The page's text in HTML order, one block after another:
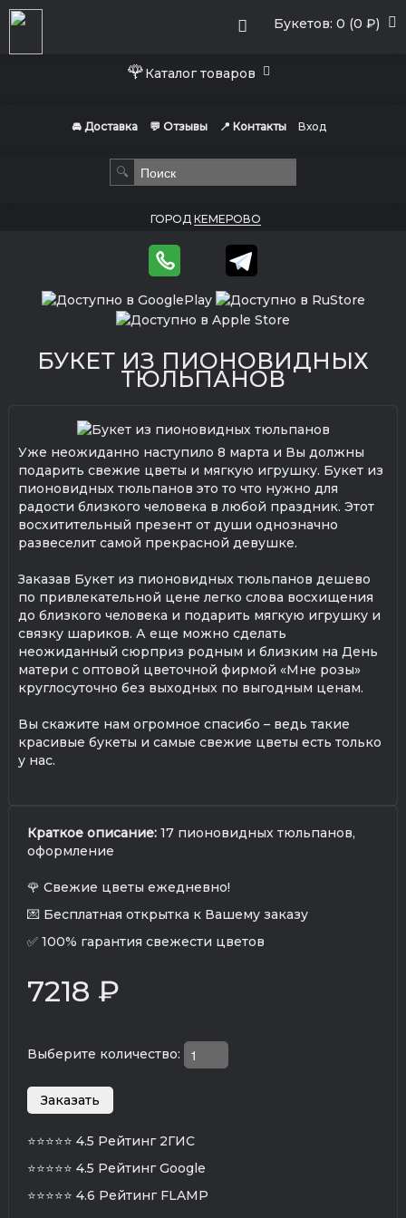
Букетов: 0 (0 ₽)
🌹Каталог товаров
🚘 Доставка 💬 Отзывы 📍 Контакты Вход
🔍
ГОРОД КЕМЕРОВО
БУКЕТ ИЗ ПИОНОВИДНЫХ
ТЮЛЬПАНОВ
Уже неожиданно наступило 8 марта и Вы должны
подарить свежие цветы и мягкую игрушку. Букет из
пионовидных тюльпанов это то что нужно для
радости близкого человека в любой праздник. Этот
восхитительный презент от души однозначно
развеселит самой прекрасной девушке.
Заказав Букет из пионовидных тюльпанов дешево
по привлекательной цене легко слова восхищения
до близкого человека и подарить мягкую игрушку и
связку шариков. А еще можно сделать
неожиданный сюрприз родным и близким на День
матери с оптовой цветочной фирмой «Мне розы»
круглосуточно без выходных по выгодным ценам.
Вы скажите нам огромное спасибо – ведь такие
красивые букеты и самые свежие цветы есть только
у нас.
Краткое описание: 17 пионовидных тюльпанов,
оформление
🌹 Свежие цветы ежедневно!
💌 Бесплатная открытка к Вашему заказу
✅ 100% гарантия свежести цветов
7218 ₽
Выберите количество:
⭐⭐⭐⭐⭐ 4.5 Рейтинг 2ГИС
⭐⭐⭐⭐⭐ 4.5 Рейтинг Google
⭐⭐⭐⭐⭐ 4.6 Рейтинг FLAMP